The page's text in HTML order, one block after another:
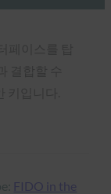
FIDO in the